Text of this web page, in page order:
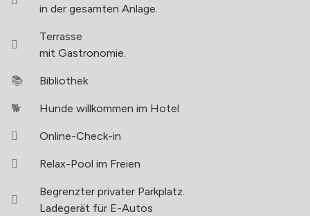
in der gesamten Anlage.
Terrasse
mit Gastronomie.
Bibliothek
Hunde willkommen im Hotel
Online-Check-in
Relax-Pool im Freien
Begrenzter privater Parkplatz.
Ladegerät für E-Autos